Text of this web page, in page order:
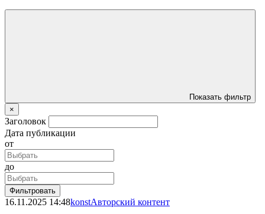
Показать фильтр
×
Заголовок
Дата публикации
от
до
Фильтровать
16.11.2025 14:48konstАвторский контент